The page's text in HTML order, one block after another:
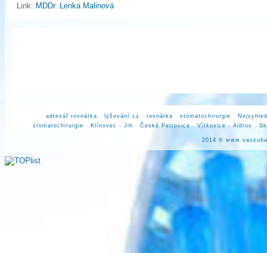
Link: MDDr. Lenka Malinová
adresář rovnátka lyžování.cz rovnátka stomatochirurgie
stomatochirurgie
Klínovec - Jih České Petrovice Vítkovice - Aldrov
2014 ©